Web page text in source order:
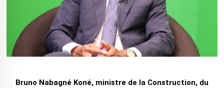
Bruno Nabagné Koné, ministre de la Construction, du